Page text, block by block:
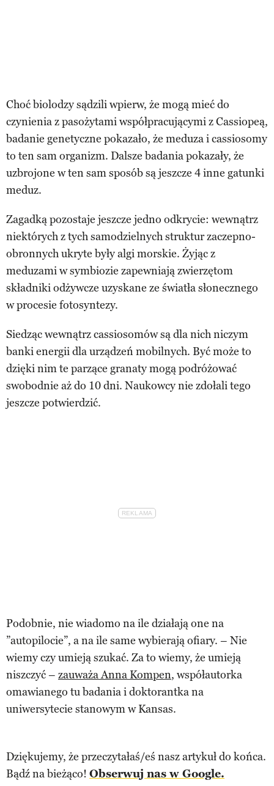
Choć biolodzy sądzili wpierw, że mogą mieć do
czynienia z pasożytami współpracującymi z Cassiopeą,
badanie genetyczne pokazało, że meduza i cassiosomy
to ten sam organizm. Dalsze badania pokazały, że
uzbrojone w ten sam sposób są jeszcze 4 inne gatunki
meduz.
Zagadką pozostaje jeszcze jedno odkrycie: wewnątrz
niektórych z tych samodzielnych struktur zaczepno-
obronnych ukryte były algi morskie. Żyjąc z
meduzami w symbiozie zapewniają zwierzętom
składniki odżywcze uzyskane ze światła słonecznego
w procesie fotosyntezy.
Siedząc wewnątrz cassiosomów są dla nich niczym
banki energii dla urządzeń mobilnych. Być może to
dzięki nim te parzące granaty mogą podróżować
swobodnie aż do 10 dni. Naukowcy nie zdołali tego
jeszcze potwierdzić.
Podobnie, nie wiadomo na ile działają one na
”autopilocie”, a na ile same wybierają ofiary. – Nie
wiemy czy umieją szukać. Za to wiemy, że umieją
niszczyć – zauważa Anna Kompen, współautorka
omawianego tu badania i doktorantka na
uniwersytecie stanowym w Kansas.
Dziękujemy, że przeczytałaś/eś nasz artykuł do końca.
Bądź na bieżąco! Obserwuj nas w Google.